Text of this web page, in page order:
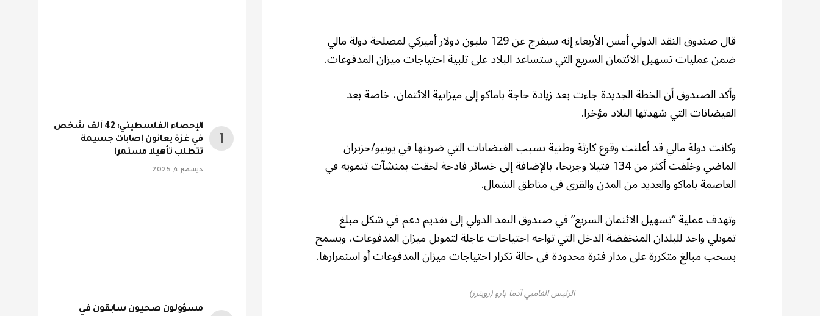
قال صندوق النقد الدولي أمس الأربعاء إنه سيفرج عن 129 مليون دولار أميركي لمصلحة دولة مالي
ضمن عمليات تسهيل الائتمان السريع التي ستساعد البلاد على تلبية احتياجات ميزان المدفوعات.
وأكد الصندوق أن الخطة الجديدة جاءت بعد زيادة حاجة باماكو إلى ميزانية الائتمان، خاصة بعد
الفيضانات التي شهدتها البلاد مؤخرا.
وكانت دولة مالي قد أعلنت وقوع كارثة وطنية بسبب الفيضانات التي ضربتها في يونيو/حزيران
الماضي وخلّفت أكثر من 134 قتيلا وجريحا، بالإضافة إلى خسائر فادحة لحقت بمنشآت تنموية في
العاصمة باماكو والعديد من المدن والقرى في مناطق الشمال.
وتهدف عملية “تسهيل الائتمان السريع” في صندوق النقد الدولي إلى تقديم دعم في شكل مبلغ
تمويلي واحد للبلدان المنخفضة الدخل التي تواجه احتياجات عاجلة لتمويل ميزان المدفوعات، ويسمح
بسحب مبالغ متكررة على مدار فترة محدودة في حالة تكرار احتياجات ميزان المدفوعات أو استمرارها.
الرئيس الغامبي آدما بارو (رويترز)
الإحصاء الفلسطيني: 42 ألف شخص
في غزة يعانون إصابات جسيمة
تتطلب تأهيلا مستمرا
ديسمبر 4, 2025
مسؤولون صحيون سابقون في